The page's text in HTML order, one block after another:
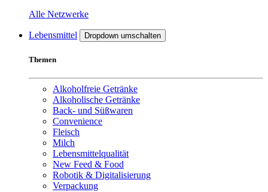
Alle Netzwerke
Lebensmittel Dropdown umschalten
Themen
Alkoholfreie Getränke
Alkoholische Getränke
Back- und Süßwaren
Convenience
Fleisch
Milch
Lebensmittelqualität
New Feed & Food
Robotik & Digitalisierung
Verpackung